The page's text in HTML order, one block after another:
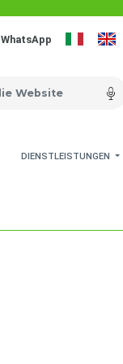
WhatsApp
DIENSTLEISTUNGEN